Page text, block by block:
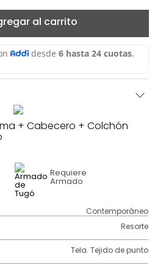
al carrito
+ Cabecero + Colchón
Requiere
Armado
Contemporáneo
Resorte
Tela. Tejido de punto